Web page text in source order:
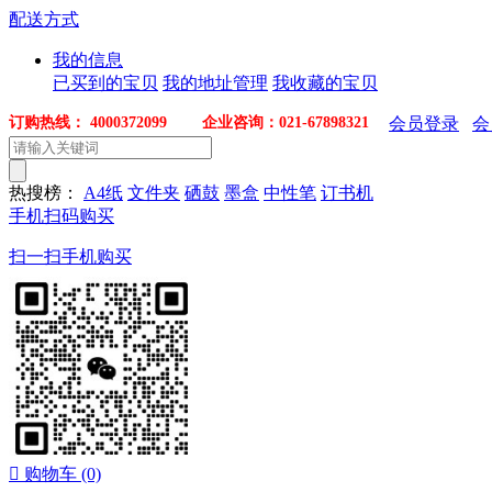
配送方式
我的信息
已买到的宝贝 我的地址管理 我收藏的宝贝
订购热线： 4000372099 企业咨询：021-67898321 会员登录
热搜榜： A4纸 文件夹 硒鼓 墨盒 中性笔 订书机
手机扫码购买
扫一扫手机购买
 购物车 (0)